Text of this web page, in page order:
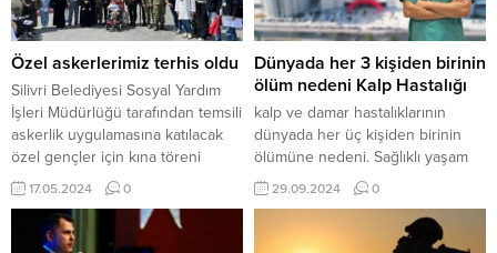
Özel askerlerimiz terhis oldu
Silivri Belediyesi Sosyal Yardım
İşleri Müdürlüğü tarafından temsili
askerlik uygulamasına katılacak
özel gençler için kına töreni
düzenlendi. 17 Mayıs 2024, 16:19
yayınlandı Özel askerlerimiz
terhis oldu Askerlik Şubesi
Başkanı Ast.Başçavuş, Belediye
17.05.2024 0
Dünyada her 3 kişiden birinin
ölüm nedeni Kalp Hastalığı
kalp ve damar hastalıklarının
dünyada her üç kişiden birinin
ölümüne nedeni. Sağlıklı yaşam
tarzının bu hastalıkları önlemede
önemli bir rol oynadığını
vurgulayan Opan, özellikle 40 yaş
üstü bireylerin kardiyovasküler
29.09.2024 0